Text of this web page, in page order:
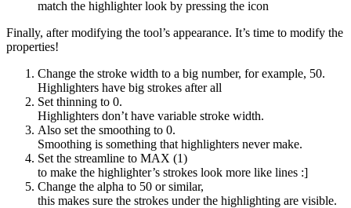
match the highlighter look by pressing the icon
Finally, after modifying the tool’s appearance. It’s time to modify the
properties!
Change the stroke width to a big number, for example, 50.
Highlighters have big strokes after all
Set thinning to 0.
Highlighters don’t have variable stroke width.
Also set the smoothing to 0.
Smoothing is something that highlighters never make.
Set the streamline to MAX (1)
to make the highlighter’s strokes look more like lines :]
Change the alpha to 50 or similar,
this makes sure the strokes under the highlighting are visible.